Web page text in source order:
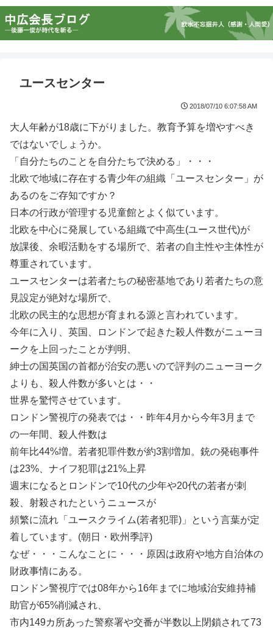
ユースセンター
2018/07/10 6:07:58 AM
大人年齢が18歳に下がりました。教育予算を増やすべき
ではないでしょうか。
「自分たちのことを自分たちで決める」・・・
北欧で地域に存在する青少年の組織「ユースセンター」が
あるのをご存知ですか？
日本の行政が管理する児童館とよく似ています。
北欧を中心に発展している組織で中高生(ユース世代)が
放課後、余暇活動をする場所で、若者の自主性や主体性が
尊重されています。
ユースセンターは若者たちの秘密基地であり若者たちの意
見設定が絶対な場所で、
北欧の民主的な思想が育まれる源と言われています。
今年に入り、英国、ロンドンで起きた殺人件数がニューヨ
ークを上回ったことが判明、
紳士の国英国の首都が治安の悪いので評判のニューヨーク
よりも、殺人件数が多いとは・・
世界を驚愕させています。
ロンドン警視庁の発表では・・昨年4月から今年3月まで
の一年間、殺人件数は
前年比44%増。若者犯罪件数が約3割増加。銃の発砲事件
は23%、ナイフ犯罪は21%上昇
週末になるとロンドンで10代の少年や20代の若者が刺
殺、射殺されたというニュースが
頻繁に流れ「ユースクライム(若者犯罪)」という言葉が定
着しています。(朝日・欧州季評)
なぜ・・・こんなことに・・・原因は政府や地方自治体の
財政事情にある。
ロンドン警視庁では08年から16年までに地域治安維持補
助官が65%削減され、
市内149カ所あった警察署や交番が半数以上閉鎖されて73